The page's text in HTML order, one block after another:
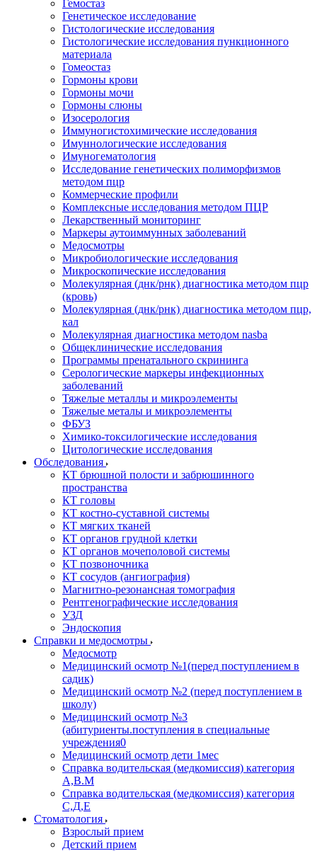
Гемостаз
Генетическое исследование
Гистологические исследования
Гистологические исследования пункционного
материала
Гомеостаз
Гормоны крови
Гормоны мочи
Гормоны слюны
Изосерология
Иммуногистохимические исследования
Имуннологические исследования
Имуногематология
Исследование генетических полиморфизмов
методом пцр
Коммерческие профили
Комплексные исследования методом ПЦР
Лекарственный мониторинг
Маркеры аутоиммунных заболеваний
Медосмотры
Микробиологические исследования
Микроскопические исследования
Молекулярная (днк/рнк) диагностика методом пцр
(кровь)
Молекулярная (днк/рнк) диагностика методом пцр,
кал
Молекулярная диагностика методом nasba
Общеклинические исследования
Программы пренатального скрининга
Серологические маркеры инфекционных
заболеваний
Тяжелые металлы и микроэлементы
Тяжелые металы и микроэлементы
ФБУЗ
Химико-токсилогические исследования
Цитологические исследования
Обследования
КТ брюшной полости и забрюшинного
пространства
КТ головы
КТ костно-суставной системы
КТ мягких тканей
КТ органов грудной клетки
КТ органов мочеполовой системы
КТ позвоночника
КТ сосудов (ангиография)
Магнитно-резонансная томография
Рентгенографические исследования
УЗД
Эндоскопия
Справки и медосмотры
Медосмотр
Медицинский осмотр №1(перед поступлением в
садик)
Медицинский осмотр №2 (перед поступлением в
школу)
Медицинский осмотр №3
(абитуриенты.поступления в специальные
учреждения0
Медицинский осмотр дети 1мес
Справка водительская (медкомиссия) категория
А,В.М
Справка водительская (медкомиссия) категория
С,Д,Е
Стоматология
Взрослый прием
Детский прием